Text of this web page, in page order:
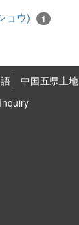
ョウ) 1
中国五県土
Inquiry